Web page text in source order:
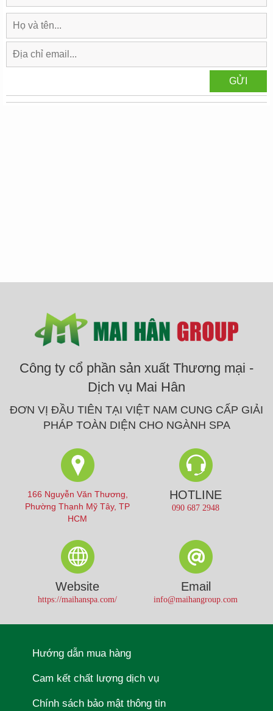
Công ty cổ phần sản xuất Thương mại -
Dịch vụ Mai Hân
ĐƠN VỊ ĐẦU TIÊN TẠI VIỆT NAM CUNG CẤP GIẢI
PHÁP TOÀN DIỆN CHO NGÀNH SPA
166 Nguyễn Văn Thương,
Phường Thạnh Mỹ Tây, TP
HCM
HOTLINE
090 687 2948
Website
https://maihanspa.com/
Email
info@maihangroup.com
Hướng dẫn mua hàng
Cam kết chất lượng dịch vụ
Chính sách bảo mật thông tin